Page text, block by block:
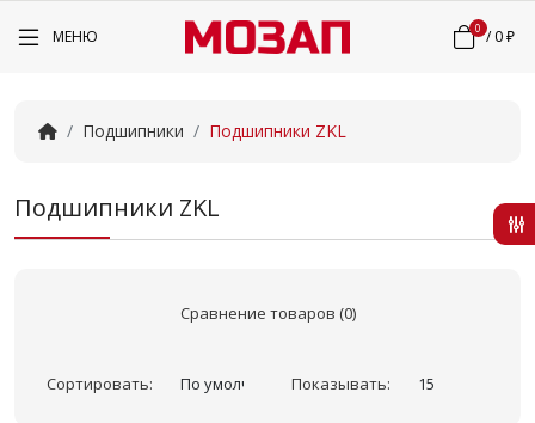
МЕНЮ 0 /0 ₽
Подшипники Подшипники ZKL
Подшипники ZKL
Сравнение товаров (0)
Сортировать: Показывать: